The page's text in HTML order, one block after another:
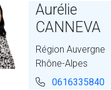
Aurélie
CANNEVA
Région Auvergne
Rhône-Alpes
0616335840